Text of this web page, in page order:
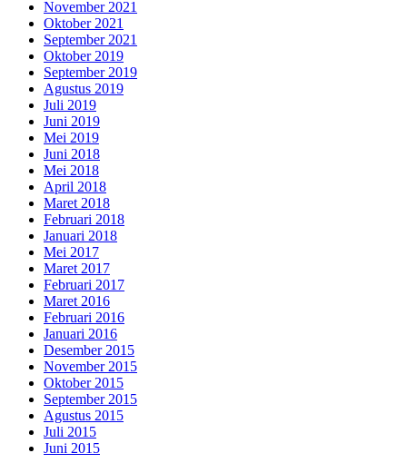
November 2021
Oktober 2021
September 2021
Oktober 2019
September 2019
Agustus 2019
Juli 2019
Juni 2019
Mei 2019
Juni 2018
Mei 2018
April 2018
Maret 2018
Februari 2018
Januari 2018
Mei 2017
Maret 2017
Februari 2017
Maret 2016
Februari 2016
Januari 2016
Desember 2015
November 2015
Oktober 2015
September 2015
Agustus 2015
Juli 2015
Juni 2015